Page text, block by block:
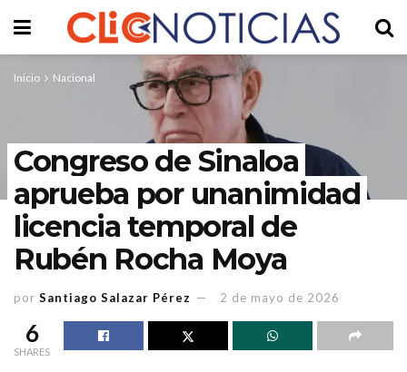
Inicio Nacional
Congreso de Sinaloa
aprueba por unanimidad
licencia temporal de
Rubén Rocha Moya
por Santiago Salazar Pérez 2 de mayo de 2026
6
SHARES